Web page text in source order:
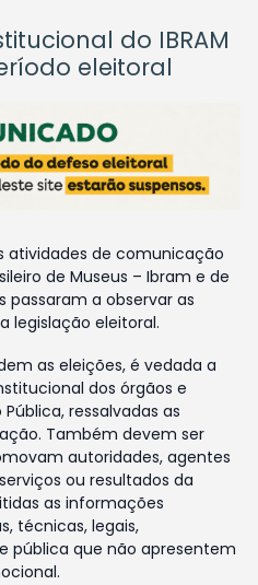
do IBRAM
eleitoral
atividades de comunicação
de Museus – Ibram e de
passaram a observar as
legislação eleitoral.
as eleições, é vedada a
dos órgãos e
ressalvadas as
Também devem ser
autoridades, agentes
ou resultados da
as informações
técnicas, legais,
pública que não apresentem